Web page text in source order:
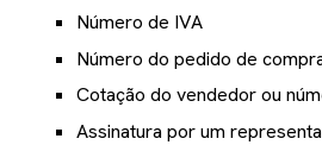
Número de IVA
Número do pedido de
Cotação do vendedor ou
Assinatura por um